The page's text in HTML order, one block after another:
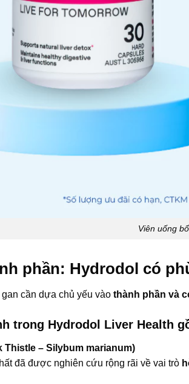
Viên uống
phần: Hydrodol có
cần dựa chủ yếu vàothành phần và
trong Hydrodol Liver Health
Thistle – Silybum marianum)
đã được nghiên cứu rộng rãi về vai trò